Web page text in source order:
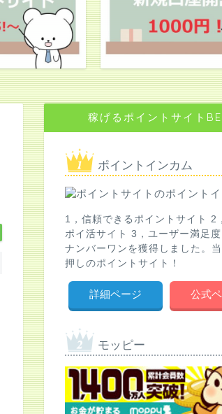
稼げるポイントサイト
ポイントインカム
1，信頼できるポイントサイト 2
ポイ活サイト 3，ユーザー満足
ナンバーワンを獲得しました。
押しのポイントサイト！
詳細ページ 公式
モッピー